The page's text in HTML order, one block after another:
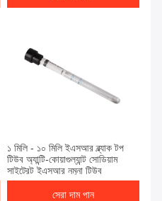
১ মিলি - ১০ মিলি ইএসআর ব্ল্যাক টপ
টিউব অ্যান্টি-কোয়াগুল্যান্ট সোডিয়াম
সাইট্রেট ইএসআর নমুনা টিউব
সেরা দাম পান